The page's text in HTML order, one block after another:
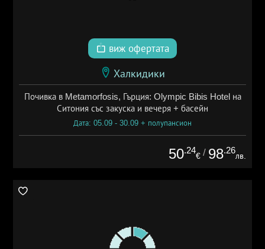
виж офертата
Халкидики
Почивка в Metamorfosis, Гърция: Olympic Bibis Hotel на
Ситония със закуска и вечеря + басейн
Дата: 05.09 - 30.09 + полупансион
50.24
€ / 98.26
лв.